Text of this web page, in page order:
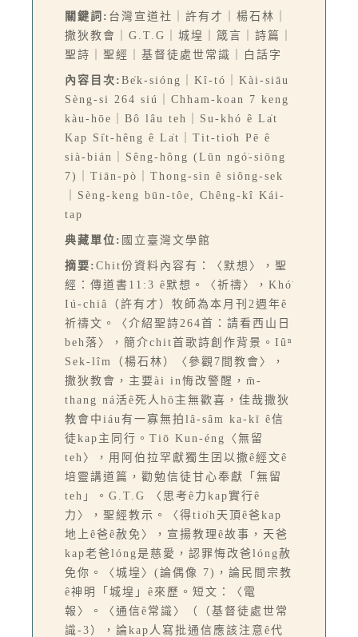
關鍵詞: 台灣宣道社｜許有才｜楊石林｜
撒狄教會｜G.T.G｜城堭｜箴言｜詩篇｜
聖詩｜聖經｜基督徒處世常識｜白話字
內容目次: Be̍k-sióng｜Kî-tó｜Kài-siāu
Sèng-si 264 siú｜Chham-koan 7 keng
kàu-hōe｜Bô lâu teh｜Su-khó ê La̍t
Kap Si̍t-hêng ê La̍t｜Tit-tio̍h Pē ê
sià-bián｜Sêng-hông (Lūn ngó͘-siōng
7)｜Tiān-pò｜Thong-sìn ê siông-sek
｜Sèng-keng būn-tôe, Chêng-kî Kái-
tap
典藏單位: 國立臺灣文學館
摘要: Chit份資料內容有：〈默想〉，聖
經：傳道書11:3 ê默想。〈祈禱〉，Khó͘
Iú-chiâ（許有才）牧師為本月刊2週年ê
祈禱文。〈介紹聖詩264首：請看西山日
beh落〉，簡介chit首歌詩創作背景。Iûⁿ
Sek-lîm（楊石林）〈參觀7間教會〉，
撒狄教會，主要ài in悔改警醒，m̄-
thang ná活ê死人hō͘主無歡喜，佳哉撒狄
教會中iáu有一寡無拍lâ-sâm ka-kī ê信
徒kap主同行。Tiō Kun-éng〈無留
teh〉，用阿伯拉罕獻獨生囝以撒ê經文ê
培靈講道篇，勸勉信徒甘心奉獻「無留
teh」。G.T.G 〈思考ê力kap實行ê
力〉，聖經教示。〈得tio̍h天頂ê爸kap
地上ê爸ê赦免〉，宣揚教理ê故事，天爸
kap老爸lóng是慈愛，認罪悔改爸lóng赦
免你。〈城堭〉(論偶像 7)，論民間宗教
ê神明「城堭」ê來歷。短文：〈電
報〉。〈通信ê常識〉（（基督徒處世常
識-3），論kap人寫批通信應該注意ê代